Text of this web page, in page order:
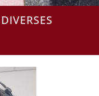
DIVERSES